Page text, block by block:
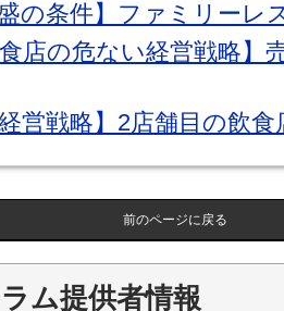
盛の条件】ファミリーレ
食店の危ない経営戦略】
経営戦略】2店舗目の飲
前のページに戻る
ム提供者情報